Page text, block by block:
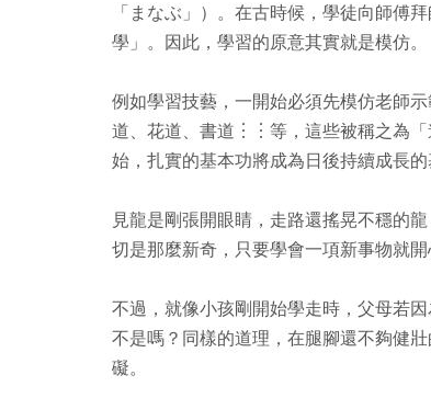
「まなぶ」）。在古時候，學徒向師傅
學」。因此，學習的原意其實就是模仿。
例如學習技藝，一開始必須先模仿老師
道、花道、書道︙︙等，這些被稱之為
始，扎實的基本功將成為日後持續成長
見龍是剛張開眼睛，走路還搖晃不穩的
切是那麼新奇，只要學會一項新事物就開
不過，就像小孩剛開始學走時，父母若
不是嗎？同樣的道理，在腿腳還不夠健
礙。